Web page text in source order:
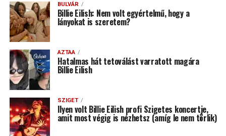
BULVÁR
Billie Eilish: Nem volt egyértelmű, hogy a
lányokat is szeretem?
AZTAA
Hatalmas hát tetoválást varratott magára
Billie Eilish
SZIGET
Ilyen volt Billie Eilish profi Szigetes koncertje,
amit most végig is nézhetsz (amíg le nem törlik)